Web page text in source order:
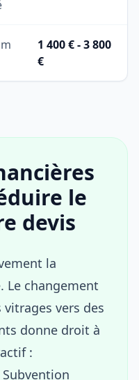
1 400 € - 3 800
€
le
devis
la
Le changement
vers des
donne droit à
:
Subvention